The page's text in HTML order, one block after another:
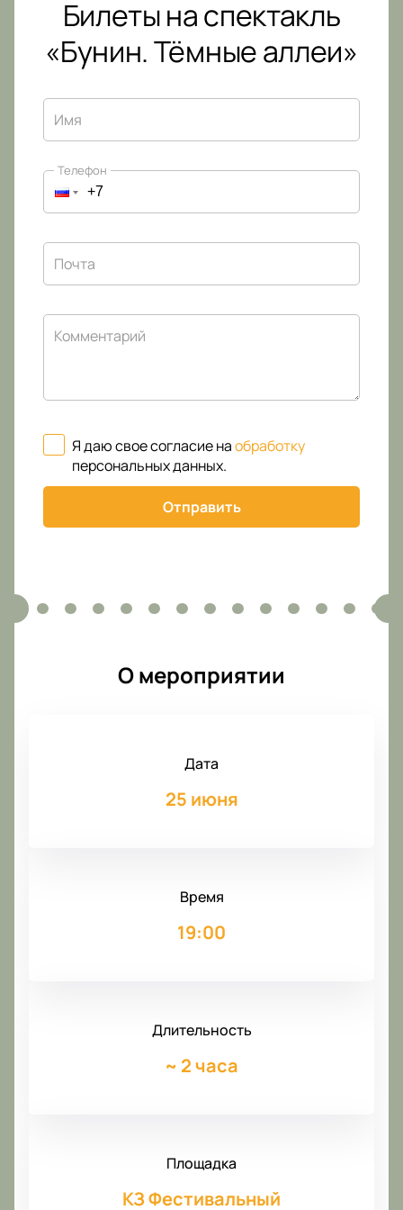
Билеты на спектакль
«Бунин. Тёмные аллеи»
Имя
Телефон
Почта
Комментарий
Я даю свое согласие наобработку
персональных данных.
Отправить
О мероприятии
Дата
25 июня
Время
19:00
Длительность
~ 2 часа
Площадка
КЗ Фестивальный